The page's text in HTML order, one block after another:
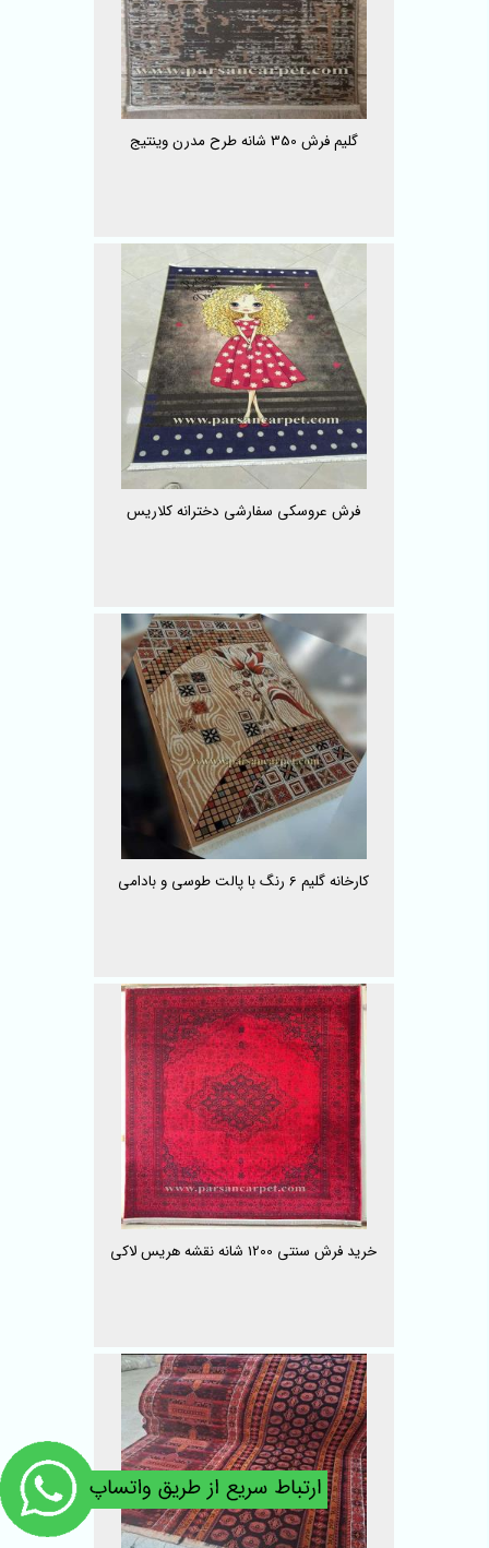
گلیم فرش 350 شانه طرح مدرن وینتیج
فرش عروسکی سفارشی دخترانه کلاریس
کارخانه گلیم 6 رنگ با پالت طوسی و بادامی
خرید فرش سنتی 1200 شانه نقشه هریس لاکی